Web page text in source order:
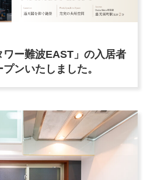
ワー難波EAST」の入居者
ンいたしました。